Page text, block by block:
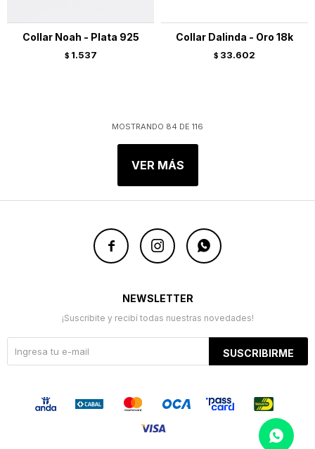
Collar Noah - Plata 925
$ 1.537
Collar Dalinda - Oro 18k
$ 33.602
MOSTRANDO 84 DE 116
VER MÁS
  
NEWSLETTER
¡Suscribite y recibí todas nuestras novedades!
SUSCRIBIRME